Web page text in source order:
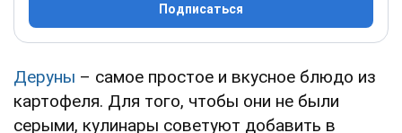
Подписаться
Деруны – самое простое и вкусное блюдо из
картофеля. Для того, чтобы они не были
серыми, кулинары советуют добавить в